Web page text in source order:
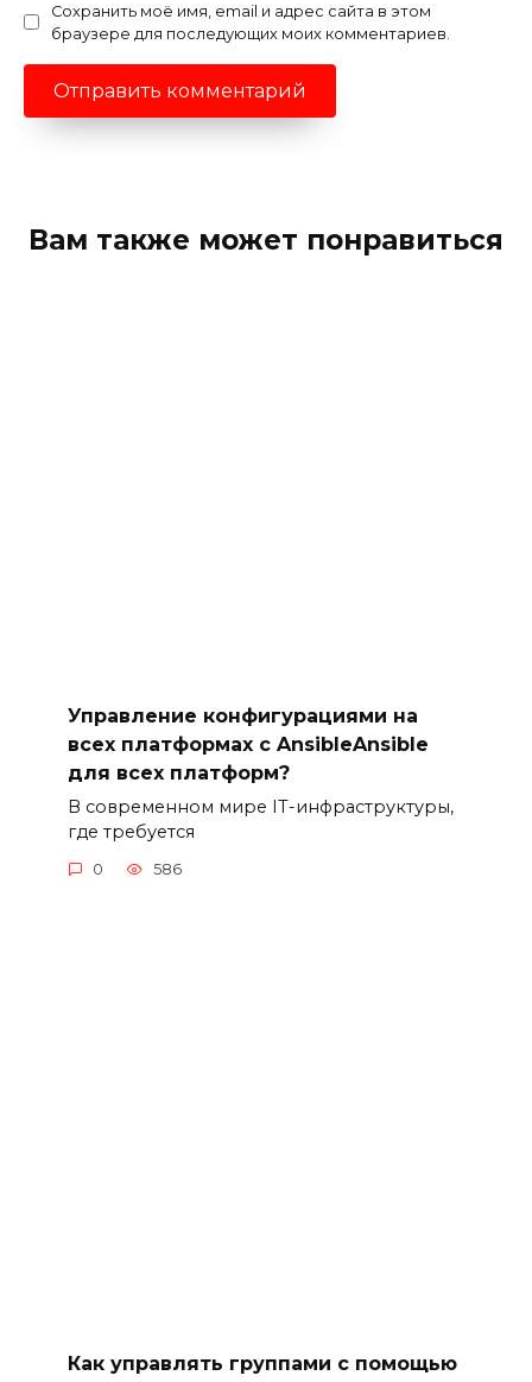
Сохранить моё имя, email и адрес сайта в этом
браузере для последующих моих комментариев.
Вам также может понравиться
Управление конфигурациями на
всех платформах с AnsibleAnsible
для всех платформ?
В современном мире IT-инфраструктуры,
где требуется
0 586
Как управлять группами с помощью